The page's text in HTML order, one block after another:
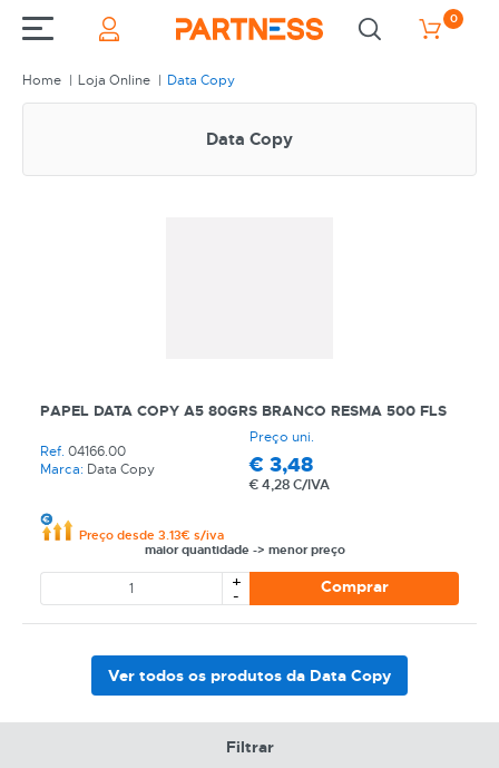
0
Home Loja Online Data Copy
Data Copy
PAPEL DATA COPY A5 80GRS BRANCO RESMA 500 FLS
Ref. 04166.00
Marca: Data Copy
Preço uni.
€ 3,48
€4,28 C/IVA
Preço desde 3.13€ s/iva
maior quantidade -> menor preço
+
- Comprar
Ver todos os produtos da Data Copy
Filtrar